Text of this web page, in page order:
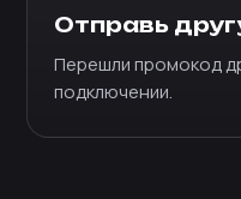
Отправь
Перешли промокод
подключении.